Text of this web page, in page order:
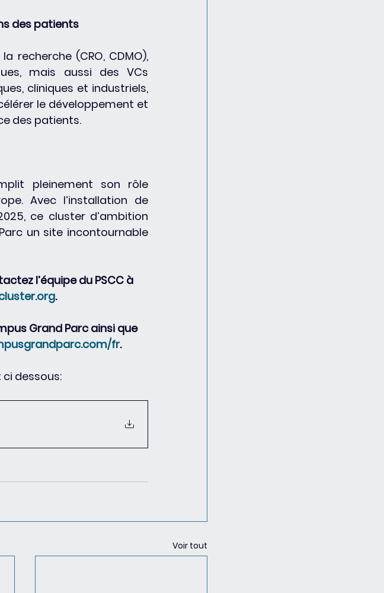
des patients
recherche (CRO, CDMO),
mais aussi des VCs
cliniques et industriels,
le développement et
des patients.
pleinement son rôle
Avec l’installation de
ce cluster d’ambition
un site incontournable
l’équipe du PSCC à
.
Grand Parc ainsi que
fr.
dessous:
Voir tout